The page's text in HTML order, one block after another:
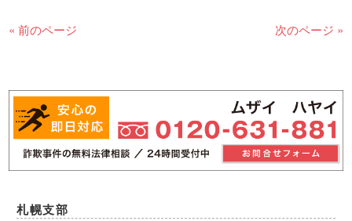
« 前のページ 次のページ »
札幌支部